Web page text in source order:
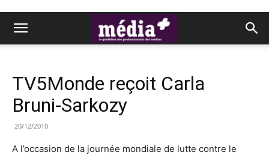
TV5Monde reçoit Carla
Bruni-Sarkozy
20/12/2010
A l’occasion de la journée mondiale de lutte contre le